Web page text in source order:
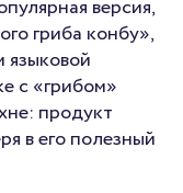
версия,
гриба конбу»,
языковой
с «грибом»
продукт
в его полезный